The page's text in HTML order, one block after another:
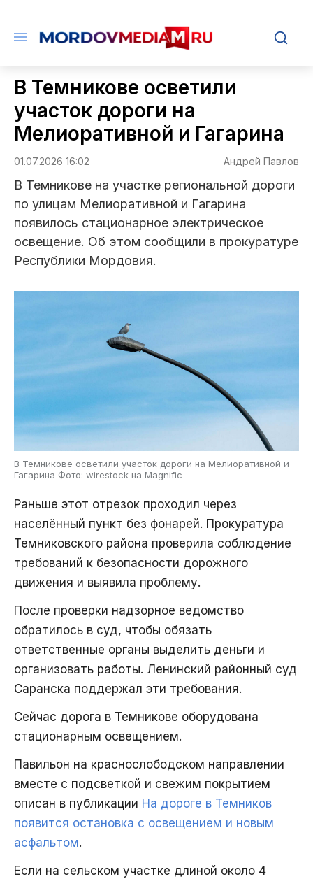
В Темникове осветили
участок дороги на
Мелиоративной и Гагарина
01.07.2026 16:02 Андрей Павлов
В Темникове на участке региональной дороги
по улицам Мелиоративной и Гагарина
появилось стационарное электрическое
освещение. Об этом сообщили в прокуратуре
Республики Мордовия.
В Темникове осветили участок дороги на Мелиоративной и
Гагарина Фото: wirestock на Magnific
Раньше этот отрезок проходил через
населённый пункт без фонарей. Прокуратура
Темниковского района проверила соблюдение
требований к безопасности дорожного
движения и выявила проблему.
После проверки надзорное ведомство
обратилось в суд, чтобы обязать
ответственные органы выделить деньги и
организовать работы. Ленинский районный суд
Саранска поддержал эти требования.
Сейчас дорога в Темникове оборудована
стационарным освещением.
Павильон на краснослободском направлении
вместе с подсветкой и свежим покрытием
описан в публикации На дороге в Темников
появится остановка с освещением и новым
асфальтом.
Если на сельском участке длиной около 4